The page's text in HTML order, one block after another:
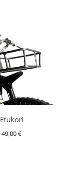
Etukori
49,00€